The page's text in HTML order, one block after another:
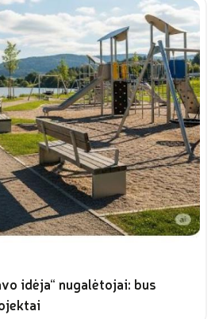
idėja“ nugalėtojai: bus